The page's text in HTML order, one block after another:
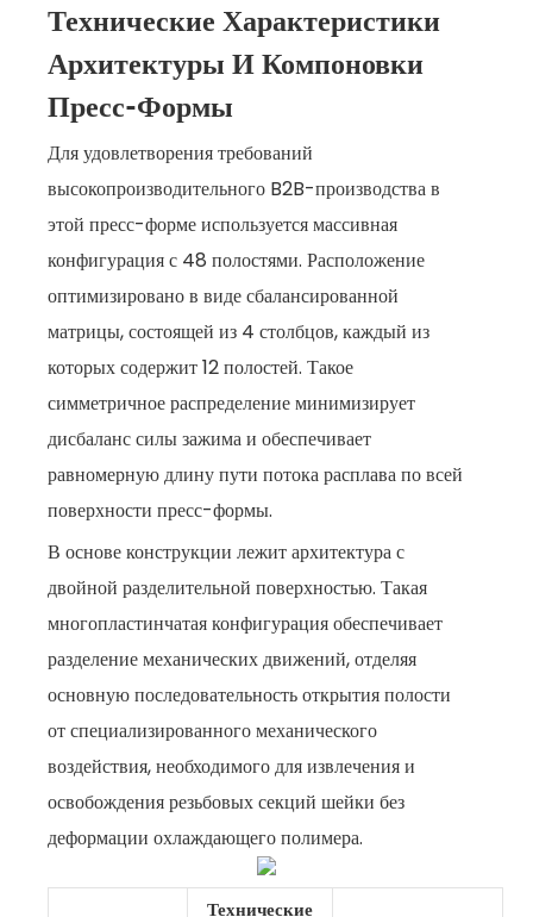
Технические Характеристики
Архитектуры И Компоновки
Пресс-Формы
Для удовлетворения требований
высокопроизводительного B2B-производства в
этой пресс-форме используется массивная
конфигурация с 48 полостями. Расположение
оптимизировано в виде сбалансированной
матрицы, состоящей из 4 столбцов, каждый из
которых содержит 12 полостей. Такое
симметричное распределение минимизирует
дисбаланс силы зажима и обеспечивает
равномерную длину пути потока расплава по всей
поверхности пресс-формы.
В основе конструкции лежит архитектура с
двойной разделительной поверхностью. Такая
многопластинчатая конфигурация обеспечивает
разделение механических движений, отделяя
основную последовательность открытия полости
от специализированного механического
воздействия, необходимого для извлечения и
освобождения резьбовых секций шейки без
деформации охлаждающего полимера.
Технические